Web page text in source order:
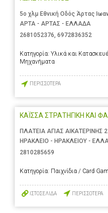
5ο χλμ Εθνική Οδός Άρτας
ΑΡΤΑ - ΑΡΤΑΣ - ΕΛΛΑΔΑ
2681052376 6972836352
Κατηγορία: Υλικά και
Μηχανήματα
ΠΕΡΙΣΣΟΤΕΡΑ
ΚΑΪΣΣΑ ΣΤΡΑΤΗΓΙΚΗ ΚΑΙ
ΠΛΑΤΕΙΑ ΑΓΙΑΣ ΑΙΚΑΤΕΡΙΝΗΣ
ΗΡΑΚΛΕΙΟ - ΗΡΑΚΛΕΙΟΥ -
2810285659
Κατηγορία: Παιχνίδια / Card
ΙΣΤΟΣΕΛΙΔΑ ΠΕΡΙΣΣΟΤΕΡΑ